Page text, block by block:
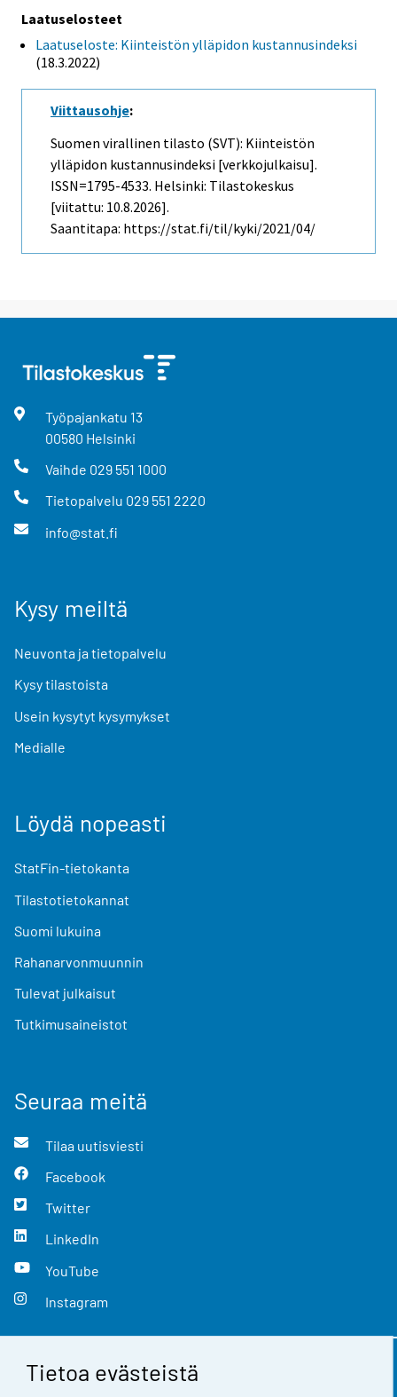
Tietoa evästeistä
Laatuselosteet
Laatuseloste: Kiinteistön ylläpidon kustannusindeksi
(18.3.2022)
Viittausohje:
Suomen virallinen tilasto (SVT): Kiinteistön
ylläpidon kustannusindeksi [verkkojulkaisu].
ISSN=1795-4533. Helsinki: Tilastokeskus
[viitattu: 10.8.2026].
Saantitapa: https://stat.fi/til/kyki/2021/04/
Työpajankatu 13
00580 Helsinki
Vaihde 029 551 1000
Tietopalvelu 029 551 2220
info@stat.fi
Kysy meiltä
Neuvonta ja tietopalvelu
Kysy tilastoista
Usein kysytyt kysymykset
Medialle
Löydä nopeasti
StatFin-tietokanta
Tilastotietokannat
Suomi lukuina
Rahanarvonmuunnin
Tulevat julkaisut
Tutkimusaineistot
Seuraa meitä
Tilaa uutisviesti
Facebook
Twitter
LinkedIn
YouTube
Instagram
Yhteystiedot